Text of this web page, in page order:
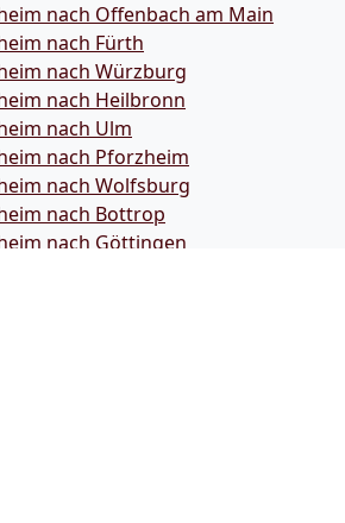
nach Offenbach am Main
nach Fürth
nach Würzburg
nach Heilbronn
nach Ulm
nach Pforzheim
nach Wolfsburg
nach Bottrop
nach Göttingen